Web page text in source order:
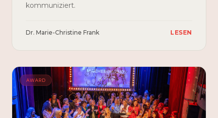
kommuniziert.
Dr. Marie-Christine Frank LESEN
AWARD